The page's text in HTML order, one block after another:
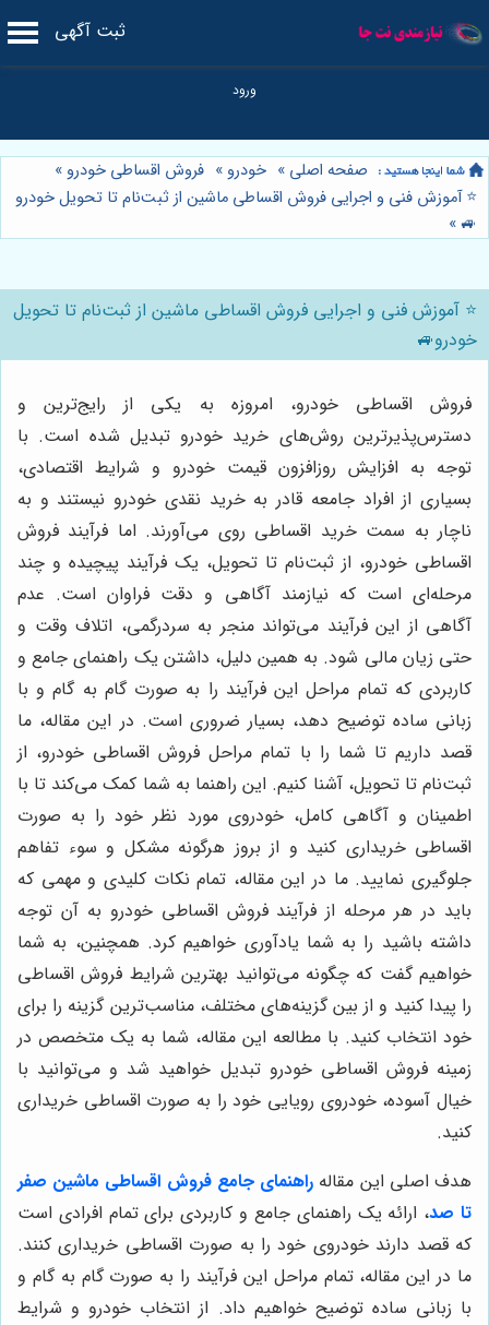
ثبت آگهی
صفحه اصلی » خودرو » فروش اقساطی خودرو »
⭐️ آموزش فنی و اجرایی فروش اقساطی ماشین از ثبت‌نام تا تحویل خودرو
🚙
»
⭐️ آموزش فنی و اجرایی فروش اقساطی ماشین از ثبت‌نام تا تحویل
خودرو🚙
فروش اقساطی خودرو، امروزه به یکی از رایج‌ترین و
دسترس‌پذیرترین روش‌های خرید خودرو تبدیل شده است. با
توجه به افزایش روزافزون قیمت خودرو و شرایط اقتصادی،
بسیاری از افراد جامعه قادر به خرید نقدی خودرو نیستند و به
ناچار به سمت خرید اقساطی روی می‌آورند. اما فرآیند فروش
اقساطی خودرو، از ثبت‌نام تا تحویل، یک فرآیند پیچیده و چند
مرحله‌ای است که نیازمند آگاهی و دقت فراوان است. عدم
آگاهی از این فرآیند می‌تواند منجر به سردرگمی، اتلاف وقت و
حتی زیان مالی شود. به همین دلیل، داشتن یک راهنمای جامع و
کاربردی که تمام مراحل این فرآیند را به صورت گام به گام و با
زبانی ساده توضیح دهد، بسیار ضروری است. در این مقاله، ما
قصد داریم تا شما را با تمام مراحل فروش اقساطی خودرو، از
ثبت‌نام تا تحویل، آشنا کنیم. این راهنما به شما کمک می‌کند تا با
اطمینان و آگاهی کامل، خودروی مورد نظر خود را به صورت
اقساطی خریداری کنید و از بروز هرگونه مشکل و سوء تفاهم
جلوگیری نمایید. ما در این مقاله، تمام نکات کلیدی و مهمی که
باید در هر مرحله از فرآیند فروش اقساطی خودرو به آن توجه
داشته باشید را به شما یادآوری خواهیم کرد. همچنین، به شما
خواهیم گفت که چگونه می‌توانید بهترین شرایط فروش اقساطی
را پیدا کنید و از بین گزینه‌های مختلف، مناسب‌ترین گزینه را برای
خود انتخاب کنید. با مطالعه این مقاله، شما به یک متخصص در
زمینه فروش اقساطی خودرو تبدیل خواهید شد و می‌توانید با
خیال آسوده، خودروی رویایی خود را به صورت اقساطی خریداری
کنید.
هدف اصلی این مقاله راهنمای جامع فروش اقساطی ماشین صفر
تا صد، ارائه یک راهنمای جامع و کاربردی برای تمام افرادی است
که قصد دارند خودروی خود را به صورت اقساطی خریداری کنند.
ما در این مقاله، تمام مراحل این فرآیند را به صورت گام به گام و
با زبانی ساده توضیح خواهیم داد. از انتخاب خودرو و شرایط